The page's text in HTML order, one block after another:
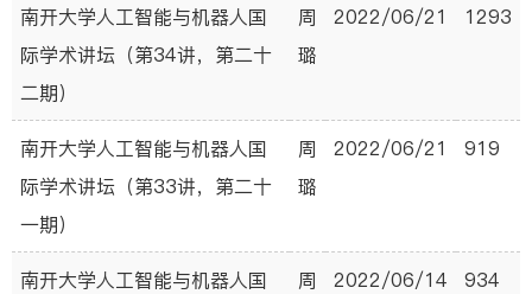
南开大学人工智能与机器人国
际学术讲坛（第34讲，第二十
二期）
周
璐
2022/06/21 1293
南开大学人工智能与机器人国
际学术讲坛（第33讲，第二十
一期）
周
璐
2022/06/21 919
南开大学人工智能与机器人国
周
2022/06/14 934